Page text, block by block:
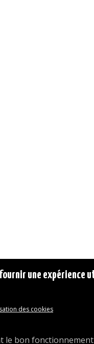
fournir une
des cookies
le bon